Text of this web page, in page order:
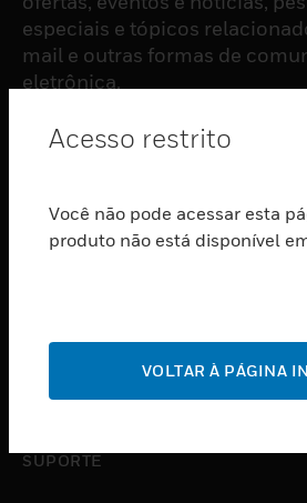
especiais e tópicos
mail e outras formas de
eletrônica.
ASSINAR
PRODUTOS
SERVIÇOS
INDUSTRIAS
SUPORTE
Acesso restrito
Você não pode acessar esta
produto não está disponível
VOLTAR À PÁGINA